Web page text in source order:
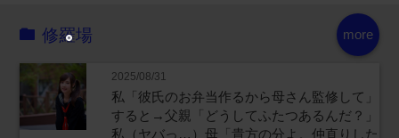
more
修羅場
2025/08/31
私「彼氏のお弁当作るから母さん監修して」
すると→父親「どうしてふたつあるんだ？」
私（ヤバっ…）母「貴方の分よ。仲直りした